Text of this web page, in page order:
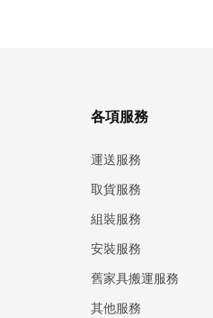
各項服務
運送服務
取貨服務
組裝服務
安裝服務
​舊家具搬運服務
其他服務